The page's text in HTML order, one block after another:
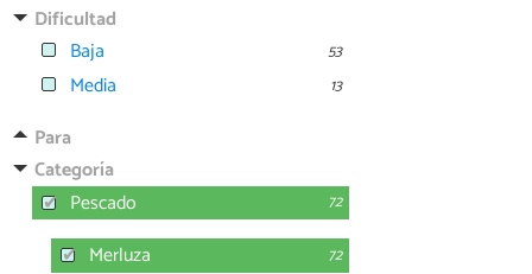
Dificultad
Baja
53
Media 13
Para
Categoría
Pescado
72
Merluza 72